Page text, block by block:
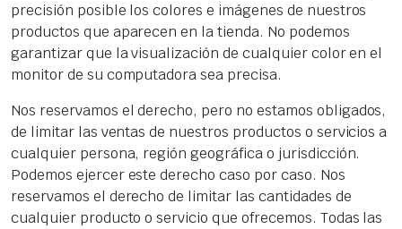
precisión posible los colores e imágenes de nuestros
productos que aparecen en la tienda. No podemos
garantizar que la visualización de cualquier color en el
monitor de su computadora sea precisa.
Nos reservamos el derecho, pero no estamos obligados,
de limitar las ventas de nuestros productos o servicios a
cualquier persona, región geográfica o jurisdicción.
Podemos ejercer este derecho caso por caso. Nos
reservamos el derecho de limitar las cantidades de
cualquier producto o servicio que ofrecemos. Todas las